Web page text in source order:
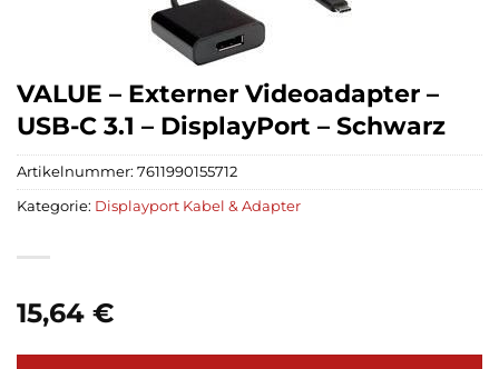
VALUE – Externer Videoadapter –
USB-C 3.1 – DisplayPort – Schwarz
15,64 €
Artikelnummer: 7611990155712
Kategorie: Displayport Kabel & Adapter